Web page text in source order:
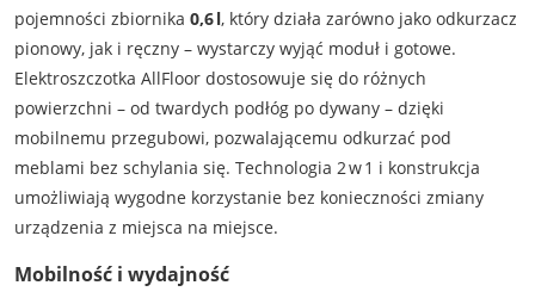
pojemności zbiornika 0,6 l, który działa zarówno jako odkurzacz
pionowy, jak i ręczny – wystarczy wyjąć moduł i gotowe.
Elektroszczotka AllFloor dostosowuje się do różnych
powierzchni – od twardych podłóg po dywany – dzięki
mobilnemu przegubowi, pozwalającemu odkurzać pod
meblami bez schylania się. Technologia 2 w 1 i konstrukcja
umożliwiają wygodne korzystanie bez konieczności zmiany
urządzenia z miejsca na miejsce.
Mobilność i wydajność